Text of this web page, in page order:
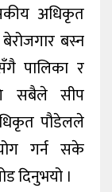
अधिकृत
बस्न
पालिका र
सबैले सीप
पौडेलले
गर्न सके
दिनुभयो ।